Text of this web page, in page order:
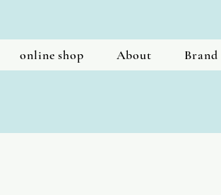
online shop About Brand